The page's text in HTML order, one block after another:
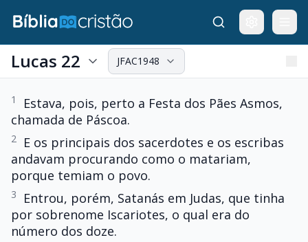
Lucas 22 JFAC1948
1
Estava, pois, perto a Festa dos Pães Asmos,
chamada de Páscoa.
2
E os principais dos sacerdotes e os escribas
andavam procurando como o matariam,
porque temiam o povo.
3
Entrou, porém, Satanás em Judas, que tinha
por sobrenome Iscariotes, o qual era do
número dos doze.